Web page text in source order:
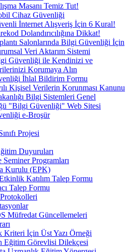
Masanı Temiz Tut!
Cihaz Güvenliği
İnternet Alışveriş İçin 6 Kural!
Dolandırıcılığına Dikkat!
Salonlarında Bilgi Güvenliği İçin
Veri Aktarım Sistemi
Güvenliği ile Kendinizi ve
Korumaya Alın
İhlal Bildirim Formu
Kişisel Verilerin Korunması Kanunu
Bilgi Sistemleri Genel
"Bilgi Güvenliği" Web Sitesi
e-Broşür
Projesi
Duyuruları
Programları
Kurulu (EPK)
Katılım Talep Formu
Talep Formu
Müfredat Güncellemeleri
Kriteri İçin Üst Yazı Örneği
Eğitim Görevlisi Dilekçesi